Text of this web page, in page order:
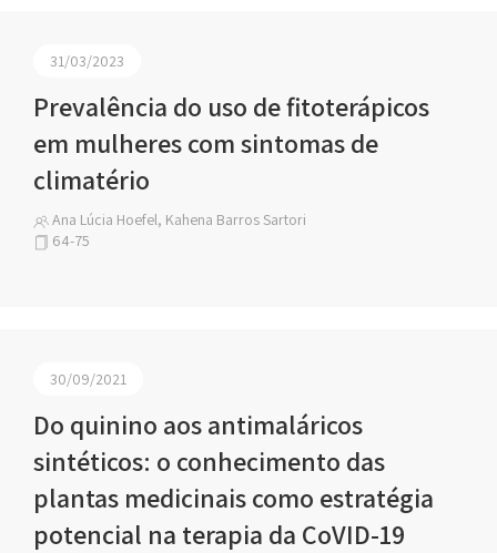
31/03/2023
Prevalência do uso de fitoterápicos
em mulheres com sintomas de
climatério
Ana Lúcia Hoefel, Kahena Barros Sartori
64-75
30/09/2021
Do quinino aos antimaláricos
sintéticos: o conhecimento das
plantas medicinais como estratégia
potencial na terapia da CoVID-19